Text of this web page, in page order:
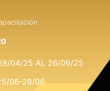
04/25 AL 26/06/25
06-28/06